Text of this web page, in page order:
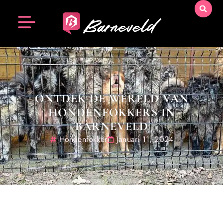
ONTDEK DE WERELD VAN
HONDENFOKKERS IN
BARNEVELD
Hondenfokker Januari 11, 2024